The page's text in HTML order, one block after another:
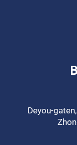
Deyou-